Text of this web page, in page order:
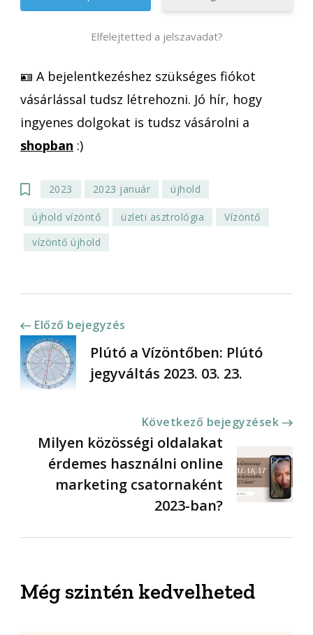
Elfelejtetted a jelszavadat?
🪪 A bejelentkezéshez szükséges fiókot
vásárlással tudsz létrehozni. Jó hír, hogy
ingyenes dolgokat is tudsz vásárolni a
shopban :)
2023 2023 január újhold
újhold vízöntő üzleti asztrológia
Vízöntő
vízöntő újhold
Bejegyzések
navigációja
Előző bejegyzés
Plútó a Vízöntőben: Plútó
jegyváltás 2023. 03. 23.
Következő bejegyzések
Milyen közösségi oldalakat
érdemes használni online
marketing csatornaként
2023-ban?
Még szintén kedvelheted